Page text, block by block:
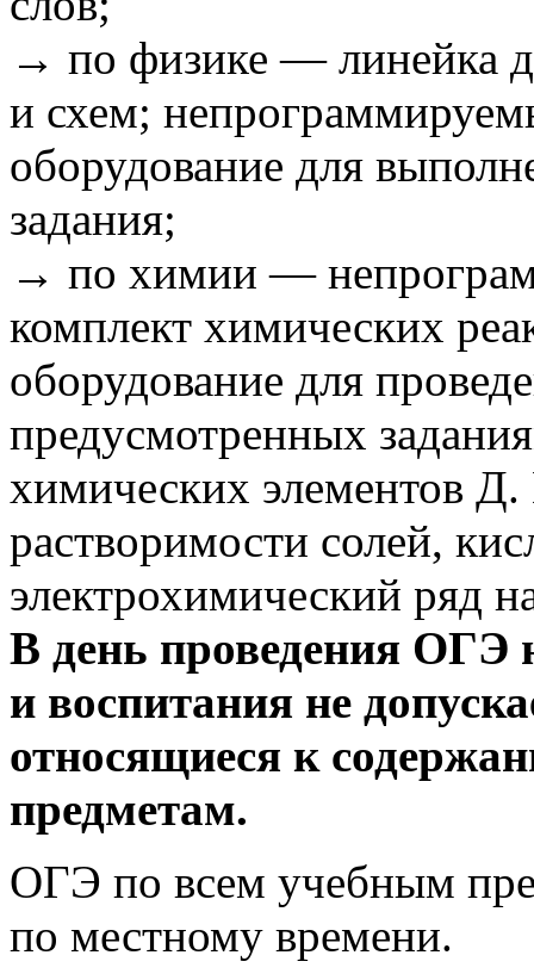
→ по физике — линейка
и схем;
оборудование для
задания;
→ по химии —
комплект химических
оборудование для
предусмотренных
химических элементов
растворимости солей,
электрохимический ряд
В день проведения ОГЭ
и воспитания не
относящиеся к
предметам.
ОГЭ по всем учебным
по местному времени.